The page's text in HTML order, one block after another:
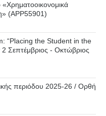
«Χρηματοοικονομικά
(APP55901)
“Placing the Student in the
Σεπτέμβριος - Οκτώβριος
περιόδου 2025-26 / Ορθή